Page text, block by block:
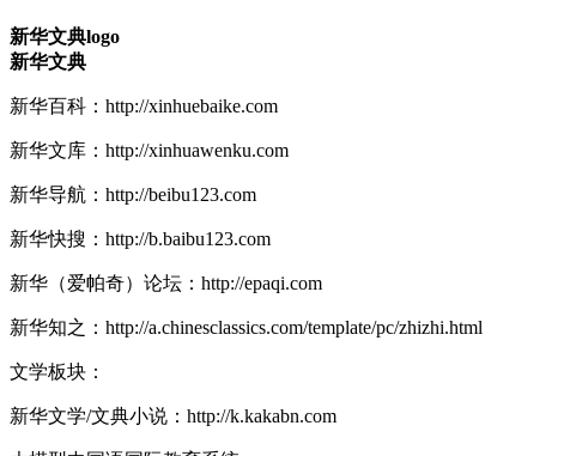
新华文典logo
新华文典
新华百科：http://xinhuebaike.com
新华文库：http://xinhuawenku.com
新华导航：http://beibu123.com
新华快搜：http://b.baibu123.com
新华（爱帕奇）论坛：http://epaqi.com
新华知之：http://a.chinesclassics.com/template/pc/zhizhi.html
文学板块：
新华文学/文典小说：http://k.kakabn.com